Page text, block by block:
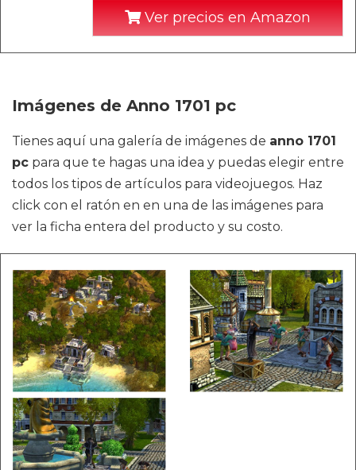
Ver precios en Amazon
Imágenes de Anno 1701 pc
Tienes aquí una galería de imágenes de anno 1701
pc para que te hagas una idea y puedas elegir entre
todos los tipos de artículos para videojuegos. Haz
click con el ratón en en una de las imágenes para
ver la ficha entera del producto y su costo.